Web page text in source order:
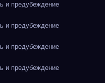
и предубеждение
и предубеждение
и предубеждение
и предубеждение